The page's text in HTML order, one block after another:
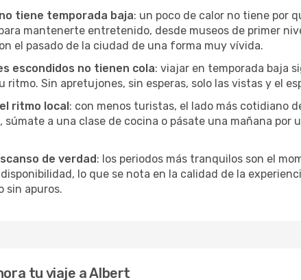
tiene temporada baja: un poco de calor no tiene por
mantenerte entretenido, desde museos de primer
el pasado de la ciudad de una forma muy vívida.
escondidos no tienen cola: viajar en temporada baja
ritmo. Sin apretujones, sin esperas, solo las vistas y el
ritmo local: con menos turistas, el lado más cotidiano
súmate a una clase de cocina o pásate una mañana
de verdad: los periodos más tranquilos son el
lo que se nota en la calidad de la
sin apuros.
tu viaje a Albert